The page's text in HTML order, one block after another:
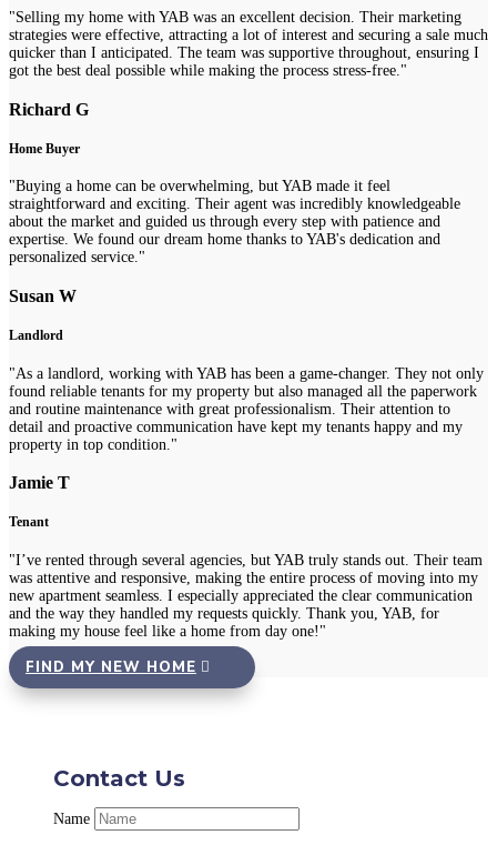
"Selling my home with YAB was an excellent decision. Their marketing
strategies were effective, attracting a lot of interest and securing a sale much
quicker than I anticipated. The team was supportive throughout, ensuring I
got the best deal possible while making the process stress-free."
Richard G
Home Buyer
"Buying a home can be overwhelming, but YAB made it feel
straightforward and exciting. Their agent was incredibly knowledgeable
about the market and guided us through every step with patience and
expertise. We found our dream home thanks to YAB's dedication and
personalized service."
Susan W
Landlord
"As a landlord, working with YAB has been a game-changer. They not only
found reliable tenants for my property but also managed all the paperwork
and routine maintenance with great professionalism. Their attention to
detail and proactive communication have kept my tenants happy and my
property in top condition."
Jamie T
Tenant
"I’ve rented through several agencies, but YAB truly stands out. Their team
was attentive and responsive, making the entire process of moving into my
new apartment seamless. I especially appreciated the clear communication
and the way they handled my requests quickly. Thank you, YAB, for
making my house feel like a home from day one!"
FIND MY NEW HOME
Contact Us
Name